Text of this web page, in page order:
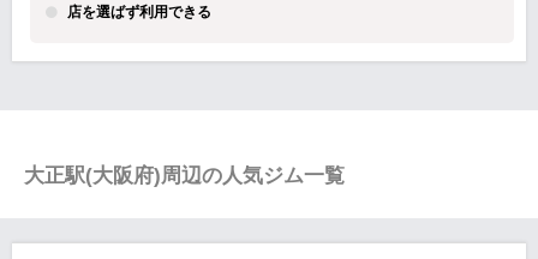
店を選ばず利用できる
大正駅(大阪府)周辺の人気ジム一覧